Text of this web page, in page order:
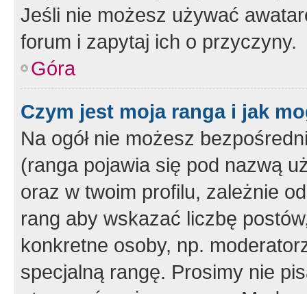
Jeśli nie możesz używać
forum i zapytaj ich o przyczyny.
Góra
Czym jest moja ranga i jak
Na ogół nie możesz
(ranga pojawia się pod nazwą
oraz w twoim profilu, zależnie
rang aby wskazać liczbę
konkretne osoby, np.
specjalną rangę. Prosimy nie